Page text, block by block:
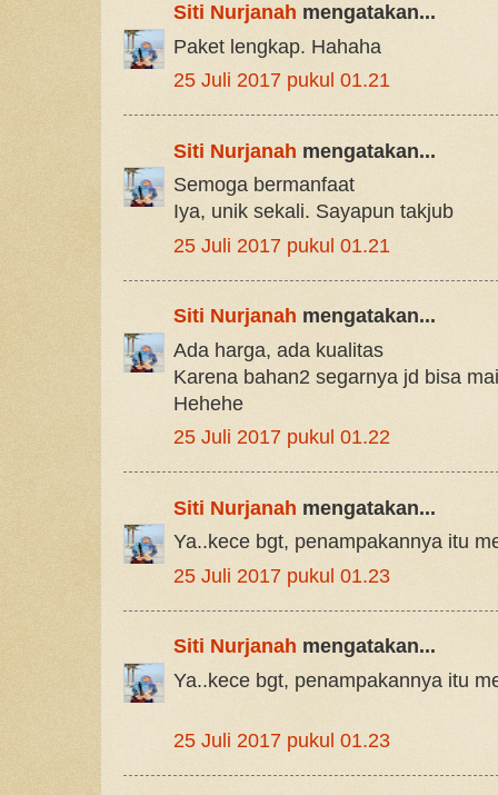
Siti Nurjanah mengatakan...
Paket lengkap. Hahaha
25 Juli 2017 pukul 01.21
Siti Nurjanah mengatakan...
Semoga bermanfaat
Iya, unik sekali. Sayapun takjub
25 Juli 2017 pukul 01.21
Siti Nurjanah mengatakan...
Ada harga, ada kualitas
Karena bahan2 segarnya jd bisa
Hehehe
25 Juli 2017 pukul 01.22
Siti Nurjanah mengatakan...
Ya..kece bgt, penampakannya itu
25 Juli 2017 pukul 01.23
Siti Nurjanah mengatakan...
Ya..kece bgt, penampakannya itu
25 Juli 2017 pukul 01.23